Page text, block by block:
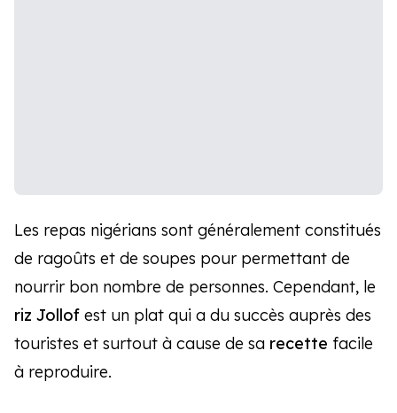
Les repas nigérians sont généralement constitués
de ragoûts et de soupes pour permettant de
nourrir bon nombre de personnes. Cependant, le
riz Jollof est un plat qui a du succès auprès des
touristes et surtout à cause de sa recette facile
à reproduire.